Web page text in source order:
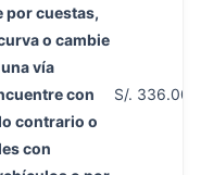
por cuestas,
o cambie
vía
con
contrario o
con
S/. 336.00